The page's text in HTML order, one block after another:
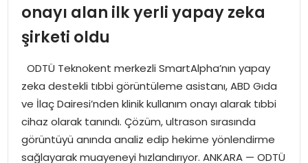
SPOR
TEKNOLOJI
SAĞLIK
MAGAZIN
onayı alan ilk yerli yapay zeka
şirketi oldu
ODTÜ Teknokent merkezli SmartAlpha’nın yapay
zeka destekli tıbbi görüntüleme asistanı, ABD Gıda
ve İlaç Dairesi’nden klinik kullanım onayı alarak tıbbi
cihaz olarak tanındı. Çözüm, ultrason sırasında
görüntüyü anında analiz edip hekime yönlendirme
sağlayarak muayeneyi hızlandırıyor. ANKARA — ODTÜ